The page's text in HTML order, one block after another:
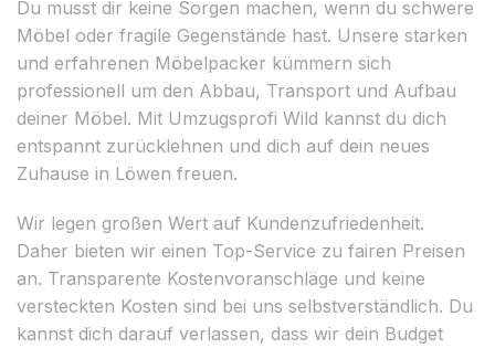
Du musst dir keine Sorgen machen, wenn du schwere
Möbel oder fragile Gegenstände hast. Unsere starken
und erfahrenen Möbelpacker kümmern sich
professionell um den Abbau, Transport und Aufbau
deiner Möbel. Mit Umzugsprofi Wild kannst du dich
entspannt zurücklehnen und dich auf dein neues
Zuhause in Löwen freuen.
Wir legen großen Wert auf Kundenzufriedenheit.
Daher bieten wir einen Top-Service zu fairen Preisen
an. Transparente Kostenvoranschläge und keine
versteckten Kosten sind bei uns selbstverständlich. Du
kannst dich darauf verlassen, dass wir dein Budget